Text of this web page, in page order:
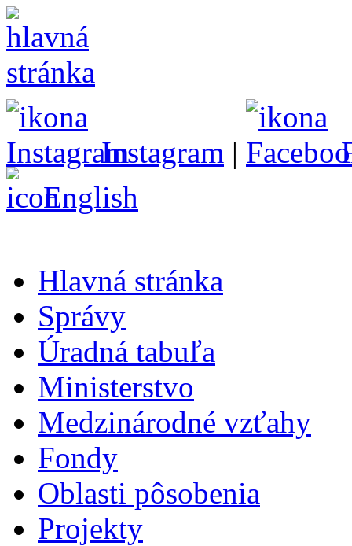
Instagram |
English
Hlavná stránka
Správy
Úradná tabuľa
Ministerstvo
Medzinárodné vzťahy
Fondy
Oblasti pôsobenia
Projekty